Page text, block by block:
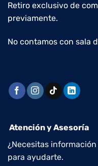
Retiro exclusivo de
previamente.
No contamos con sala
Atención y Asesoría
¿Necesitas
para ayudarte.